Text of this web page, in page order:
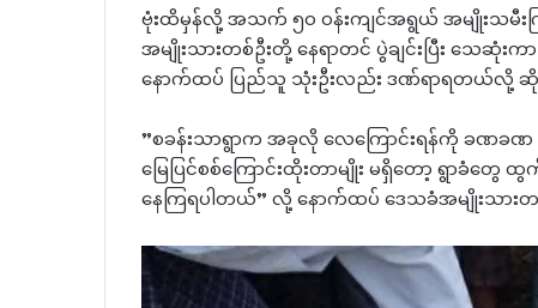
ဗုံးထိမှန်လို့ အသက် ၅၀ ဝန်းကျင်အရွယ် အမျိုးသမီး
အမျိုးသားတစ်ဦးတို့ နေရာတင် ပွဲချင်းပြီး သေ
နောက်ထပ် ပြည်သူ သုံးဦးလည်း ဒဏ်ရာရတယ်လို့
​”စခန်းသာရွာက အခုလို လေကြောင်းရန်ကို ခဏခဏ
မြေပြင်စစ်ကြောင်းထိုးတာမျိုး မရှိတော့ ​ရွာခံတွ
နေကြရပါတယ်” လို့ နောက်ထပ် ဒေသခံအမျိုးသားတ